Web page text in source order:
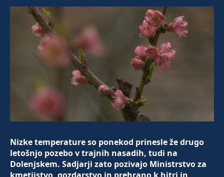
Nizke temperature so ponekod prinesle že drugo
letošnjo pozebo v trajnih nasadih, tudi na
Dolenjskem. Sadjarji zato pozivajo Ministrstvo za